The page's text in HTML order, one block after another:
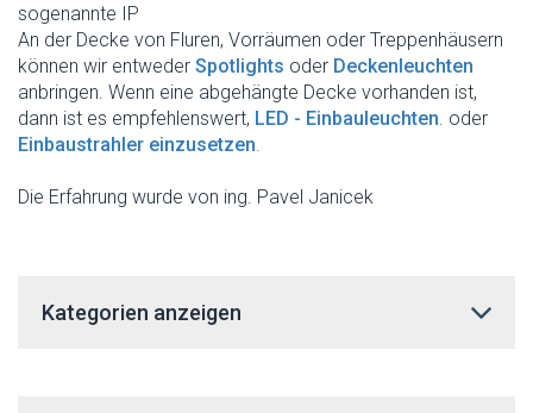
sogenannte IP
An der Decke von Fluren, Vorräumen oder Treppenhäusern
können wir entweder Spotlights oder Deckenleuchten
anbringen. Wenn eine abgehängte Decke vorhanden ist,
dann ist es empfehlenswert, LED - Einbauleuchten. oder
Einbaustrahler einzusetzen.
Die Erfahrung wurde von ing. Pavel Janicek
Kategorien anzeigen